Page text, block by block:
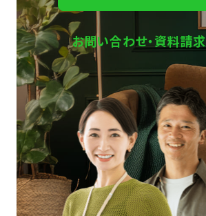
お問い合わせ・資料請求